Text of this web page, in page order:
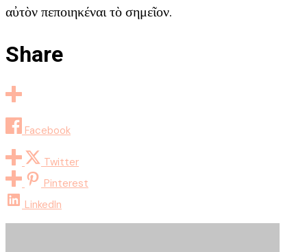
αὐτὸν πεποιηκέναι τὸ σημεῖον.
Share
Facebook
Twitter
Pinterest
LinkedIn